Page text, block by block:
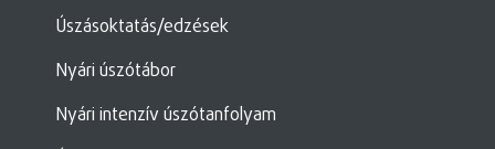
Úszásoktatás/edzések
Nyári úszótábor
Nyári intenzív úszótanfolyam